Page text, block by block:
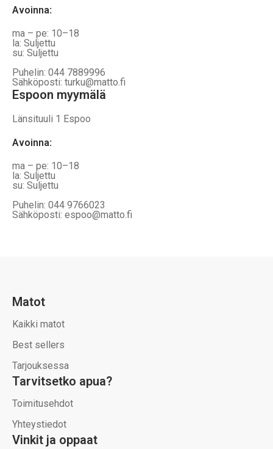
Avoinna:
ma – pe: 10–18
la: Suljettu
su: Suljettu
Puhelin: 044 7889996
Sähköposti: turku@matto.fi
Espoon myymälä
Länsituuli 1 Espoo
Avoinna:
ma – pe: 10–18
la: Suljettu
su: Suljettu
Puhelin: 044 9766023
Sähköposti: espoo@matto.fi
Matot
Kaikki matot
Best sellers
Tarjouksessa
Tarvitsetko apua?
Toimitusehdot
Yhteystiedot
Vinkit ja oppaat